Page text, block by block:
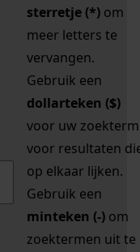
sterretje (*) om
meer letters te
vervangen.
Gebruik een
dollarteken ($)
voor uw zoekterm
voor resultaten
op elkaar lijken.
Gebruik een
minteken (-) om
zoektermen uit te